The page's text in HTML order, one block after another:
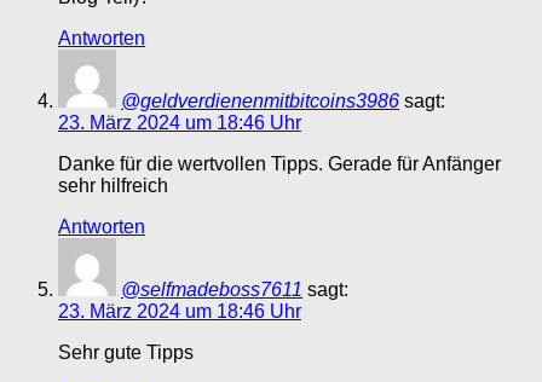
Antworten
@geldverdienenmitbitcoins3986 sagt:
23. März 2024 um 18:46 Uhr
Danke für die wertvollen Tipps. Gerade für Anfänger
sehr hilfreich
Antworten
@selfmadeboss7611 sagt:
23. März 2024 um 18:46 Uhr
Sehr gute Tipps